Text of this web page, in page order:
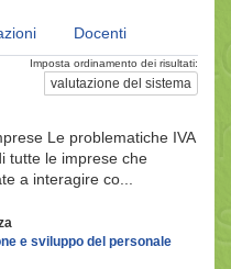
Docenti
Imposta ordinamento dei risultati:
valutazione del sistema
Le problematiche IVA
tutte le imprese che
a interagire co...
e sviluppo del personale